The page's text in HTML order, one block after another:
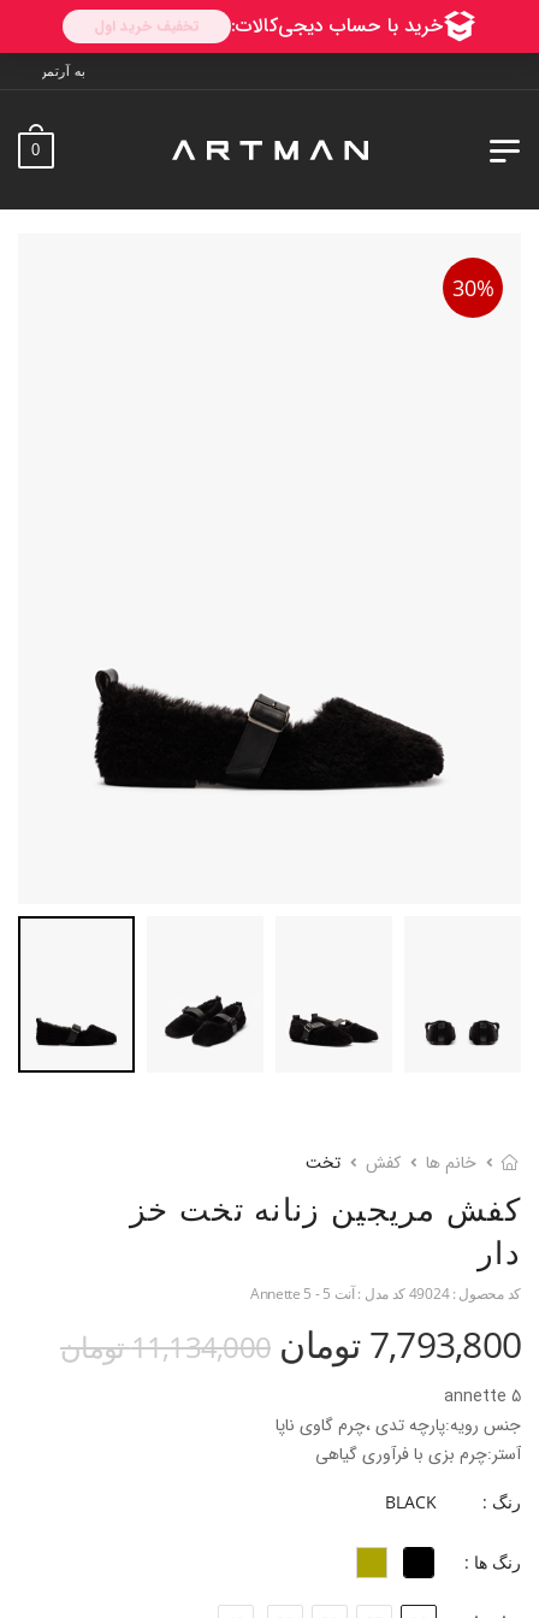
به آرتمن خوش آمدید. ارسال به
0
30%
خانم ها کفش تخت
کفش مریجین زنانه تخت خز
دار
کد محصول :49024کد مدل :آنت 5 - Annette 5
7,793,800 تومان 11,134,000 تومان
annette 5
جنس رویه:پارچه تدی ،چرم گاوی ناپا
آستر:چرم بزی با فرآوری گیاهی
فرم قالب :نوک مربعی با پنجه پهن
ارتفاع پاشنه: ۱ سانت
پاخور:سایز همیشگی
رنگ : BLACK
رنگ ها :